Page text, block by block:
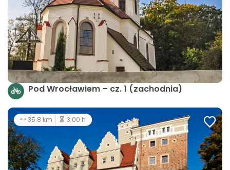
Pod Wrocławiem – cz. 1 (zachodnia)
35.8 km 3:00 h